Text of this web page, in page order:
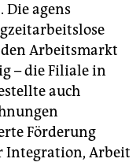
Die agens
Arbeitsmarkt
– die Filiale in
auch
Förderung
Integration, Arbeit